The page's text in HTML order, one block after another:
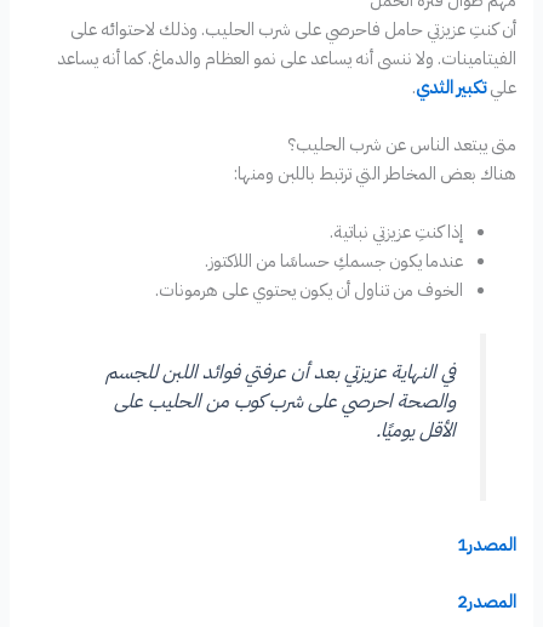
أن كنتِ عزيزتي حامل فاحرصي على شرب الحليب. وذلك لاحتوائه على
الفيتامينات. ولا ننسى أنه يساعد على نمو العظام والدماغ. كما أنه يساعد
عليتكبير الثدي.
متى يبتعد الناس عن شرب الحليب؟
هناك بعض المخاطر التي ترتبط باللبن ومنها:
إذا كنتِ عزيزتي نباتية.
عندما يكون جسمكِ حساسًا من اللاكتوز.
الخوف من تناول أن يكون يحتوي على هرمونات.
في النهاية عزيزتي بعد أن عرفتي فوائد اللبن للجسم
والصحة احرصي على شرب كوب من الحليب على
الأقل يوميًا.
المصدر1
المصدر2